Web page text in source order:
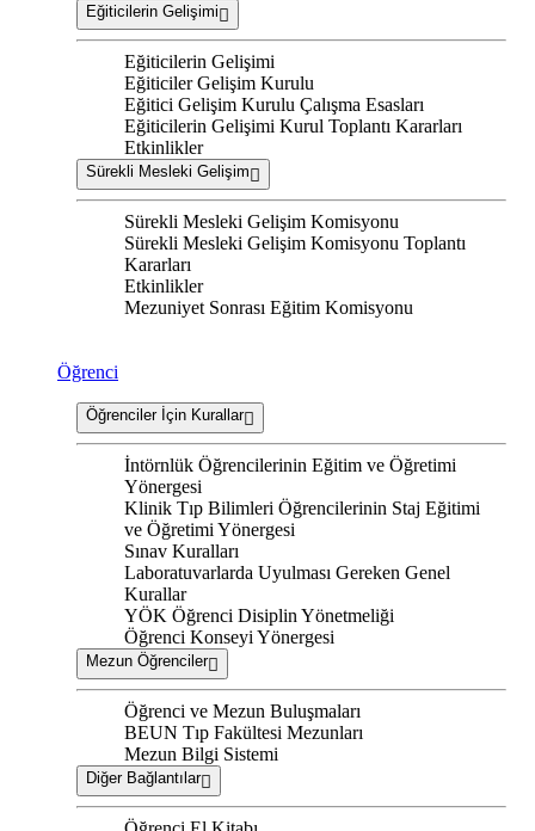
Eğiticilerin Gelişimi
Eğiticilerin Gelişimi
Eğiticiler Gelişim Kurulu
Eğitici Gelişim Kurulu Çalışma Esasları
Eğiticilerin Gelişimi Kurul Toplantı Kararları
Etkinlikler
Sürekli Mesleki Gelişim
Sürekli Mesleki Gelişim Komisyonu
Sürekli Mesleki Gelişim Komisyonu Toplantı
Kararları
Etkinlikler
Mezuniyet Sonrası Eğitim Komisyonu
Öğrenci
Öğrenciler İçin Kurallar
İntörnlük Öğrencilerinin Eğitim ve Öğretimi
Yönergesi
Klinik Tıp Bilimleri Öğrencilerinin Staj Eğitimi
ve Öğretimi Yönergesi
Sınav Kuralları
Laboratuvarlarda Uyulması Gereken Genel
Kurallar
YÖK Öğrenci Disiplin Yönetmeliği
Öğrenci Konseyi Yönergesi
Mezun Öğrenciler
Öğrenci ve Mezun Buluşmaları
BEUN Tıp Fakültesi Mezunları
Mezun Bilgi Sistemi
Diğer Bağlantılar